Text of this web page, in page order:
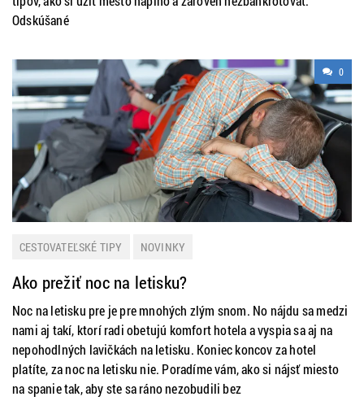
Odskúšané
0
CESTOVATEĽSKÉ TIPY NOVINKY
Ako prežiť noc na letisku?
Noc na letisku pre je pre mnohých zlým snom. No nájdu sa medzi
nami aj takí, ktorí radi obetujú komfort hotela a vyspia sa aj na
nepohodlných lavičkách na letisku. Koniec koncov za hotel
platíte, za noc na letisku nie. Poradíme vám, ako si nájsť miesto
na spanie tak, aby ste sa ráno nezobudili bez